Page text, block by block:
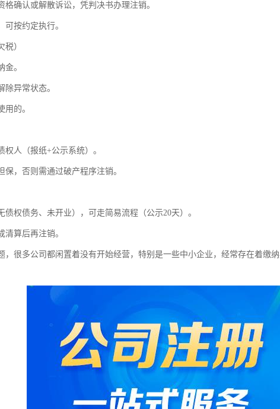
格确认或解散诉讼，凭判决书办理注销。
可按约定执行。
）
。
除异常状态。
用的。
人（报纸+公示系统）。
，否则需通过破产程序注销。
债权债务、未开业），可走简易流程（公示20天）。
清算后再注销。
，很多公司都闲置着没有开始经营，特别是一些中小企业，经常存在着缴